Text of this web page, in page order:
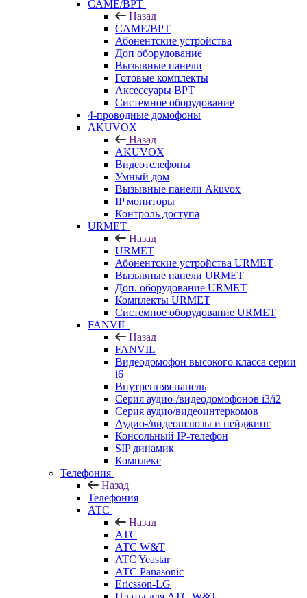
CAME/BPT
Назад
CAME/BPT
Абонентские устройства
Доп оборудование
Вызывные панели
Готовые комплекты
Аксессуары BPT
Системное оборудование
4-проводные домофоны
AKUVOX
Назад
AKUVOX
Видеотелефоны
Умный дом
Вызывные панели Akuvox
IP мониторы
Контроль доступа
URMET
Назад
URMET
Абонентские устройства URMET
Вызывные панели URMET
Доп. оборудование URMET
Комплекты URMET
Системное оборудование URMET
FANVIL
Назад
FANVIL
Видеодомофон высокого класса серии
i6
Внутренняя панель
Серия аудио-/видеодомофонов i3/i2
Серия аудио/видеоинтеркомов
Аудио-/видеошлюзы и пейджинг
Консольный IP-телефон
SIP динамик
Комплекс
Телефония
Назад
Телефония
АТС
Назад
АТС
АТС W&T
ATC Yeastar
АТС Panasonic
Ericsson-LG